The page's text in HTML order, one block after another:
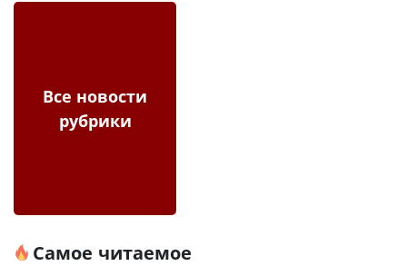
Все новости
рубрики
Самое читаемое